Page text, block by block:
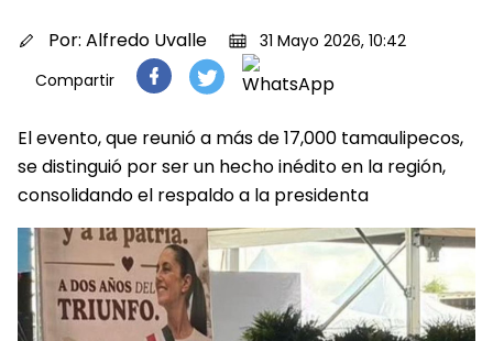
Por: Alfredo Uvalle
31 Mayo 2026, 10:42
Compartir
El evento, que reunió a más de 17,000 tamaulipecos,
se distinguió por ser un hecho inédito en la región,
consolidando el respaldo a la presidenta